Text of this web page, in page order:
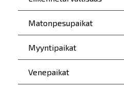
Matonpesupaikat
Myyntipaikat
Venepaikat